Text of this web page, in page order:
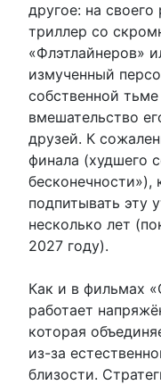
другое: на
триллер со
«Флэтлайнеров»
измученный
собственной
вмешательство
друзей. К
финала (худшего
подпитывать эту
несколько лет
2027 году).
Как и в фильмах
работает
которая
из-за
близости.